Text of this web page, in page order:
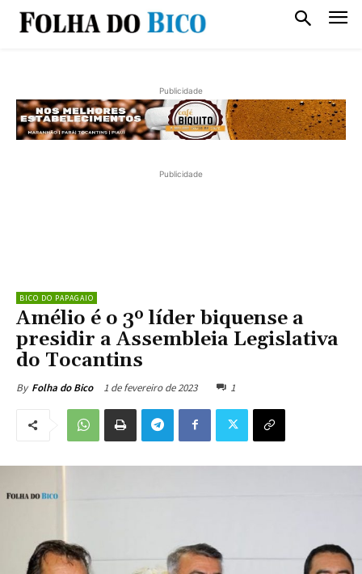
Publicidade
Publicidade
BICO DO PAPAGAIO
Amélio é o 3º líder biquense a
presidir a Assembleia Legislativa
do Tocantins
By Folha do Bico 1 de fevereiro de 2023 1